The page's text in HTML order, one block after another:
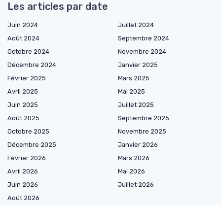
Les articles par date
Juin 2024
Juillet 2024
Août 2024
Septembre 2024
Octobre 2024
Novembre 2024
Décembre 2024
Janvier 2025
Février 2025
Mars 2025
Avril 2025
Mai 2025
Juin 2025
Juillet 2025
Août 2025
Septembre 2025
Octobre 2025
Novembre 2025
Décembre 2025
Janvier 2026
Février 2026
Mars 2026
Avril 2026
Mai 2026
Juin 2026
Juillet 2026
Août 2026